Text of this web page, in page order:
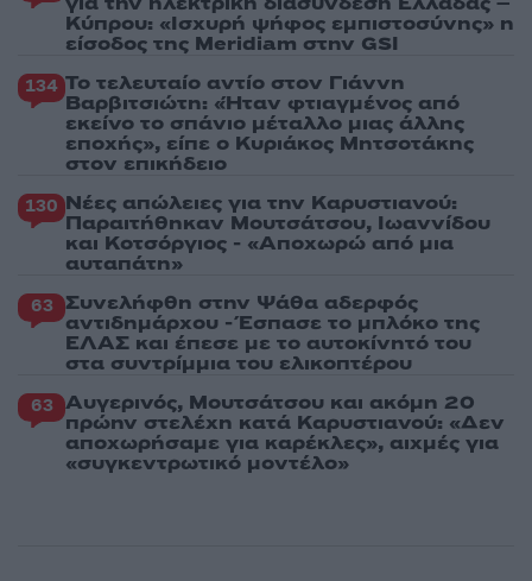
Κύπρου: «Ισχυρή ψήφος εμπιστοσύνης» η
είσοδος της Meridiam στην GSI
134 Το τελευταίο αντίο στον Γιάννη
Βαρβιτσιώτη: «Ήταν φτιαγμένος από
εκείνο το σπάνιο μέταλλο μιας άλλης
εποχής», είπε ο Κυριάκος Μητσοτάκης
στον επικήδειο
130 Νέες απώλειες για την Καρυστιανού:
Παραιτήθηκαν Μουτσάτσου, Ιωαννίδου
και Κοτσόργιος - «Αποχωρώ από μια
αυταπάτη»
63 Συνελήφθη στην Ψάθα αδερφός
αντιδημάρχου - Έσπασε το μπλόκο της
ΕΛΑΣ και έπεσε με το αυτοκίνητό του
στα συντρίμμια του ελικοπτέρου
63 Αυγερινός, Μουτσάτσου και ακόμη 20
πρώην στελέχη κατά Καρυστιανού: «Δεν
αποχωρήσαμε για καρέκλες», αιχμές για
«συγκεντρωτικό μοντέλο»